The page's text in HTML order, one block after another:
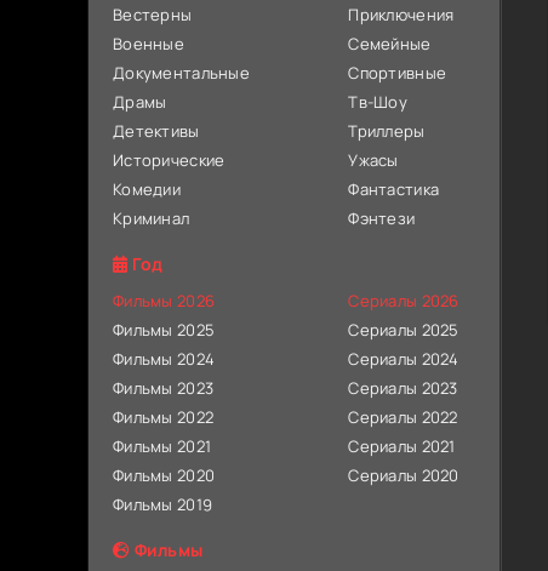
Вестерны
Военные
Документальные
Драмы
Детективы
Исторические
Комедии
Криминал
Приключения
Семейные
Спортивные
Тв-Шоу
Триллеры
Ужасы
Фантастика
Фэнтези
Год
Фильмы 2026
Фильмы 2025
Фильмы 2024
Фильмы 2023
Фильмы 2022
Фильмы 2021
Фильмы 2020
Фильмы 2019
Сериалы 2026
Сериалы 2025
Сериалы 2024
Сериалы 2023
Сериалы 2022
Сериалы 2021
Сериалы 2020
Фильмы